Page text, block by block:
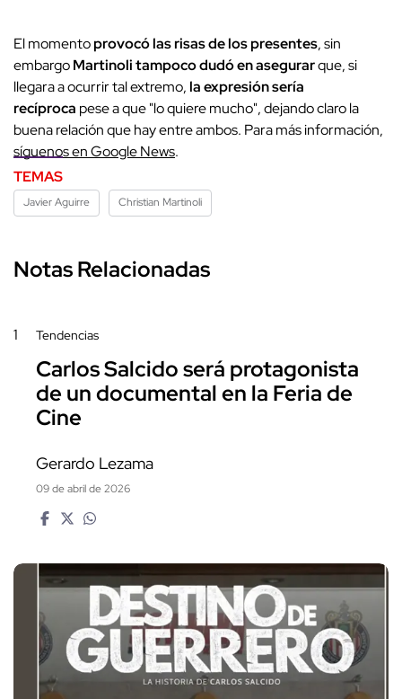
El momentoprovocó las risas de los presentes, sin
embargoMartinoli tampoco dudó en asegurarque, si
llegara a ocurrir tal extremo,la expresión sería
recíproca pese a que "lo quiere mucho", dejando claro la
buena relación que hay entre ambos. Para más información,
síguenos en Google News.
TEMAS
Javier Aguirre Christian Martinoli
Notas Relacionadas
1 Tendencias
Carlos Salcido será protagonista
de un documental en la Feria de
Cine
Gerardo Lezama
09 de abril de 2026